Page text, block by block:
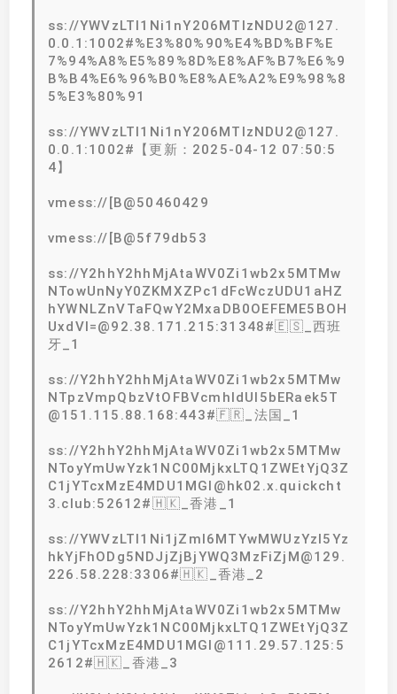
ss://YWVzLTI1Ni1nY206MTIzNDU2@127.
0.0.1:1002#%E3%80%90%E4%BD%BF%E
7%94%A8%E5%89%8D%E8%AF%B7%E6%9
B%B4%E6%96%B0%E8%AE%A2%E9%98%8
5%E3%80%91
ss://YWVzLTI1Ni1nY206MTIzNDU2@127.
0.0.1:1002#【更新：2025-04-12 07:50:5
4】
vmess://[B@50460429
vmess://[B@5f79db53
ss://Y2hhY2hhMjAtaWV0Zi1wb2x5MTMw
NTowUnNyY0ZKMXZPc1dFcWczUDU1aHZ
hYWNLZnVTaFQwY2MxaDB0OEFEME5BOH
UxdVI=@92.38.171.215:31348#🇪🇸_西班
牙_1
ss://Y2hhY2hhMjAtaWV0Zi1wb2x5MTMw
NTpzVmpQbzVtOFBVcmhIdUI5bERaek5T
@151.115.88.168:443#🇫🇷_法国_1
ss://Y2hhY2hhMjAtaWV0Zi1wb2x5MTMw
NToyYmUwYzk1NC00MjkxLTQ1ZWEtYjQ3Z
C1jYTcxMzE4MDU1MGI@hk02.x.quickcht
3.club:52612#🇭🇰_香港_1
ss://YWVzLTI1Ni1jZmI6MTYwMWUzYzI5Yz
hkYjFhODg5NDJjZjBjYWQ3MzFiZjM@129.
226.58.228:3306#🇭🇰_香港_2
ss://Y2hhY2hhMjAtaWV0Zi1wb2x5MTMw
NToyYmUwYzk1NC00MjkxLTQ1ZWEtYjQ3Z
C1jYTcxMzE4MDU1MGI@111.29.57.125:5
2612#🇭🇰_香港_3